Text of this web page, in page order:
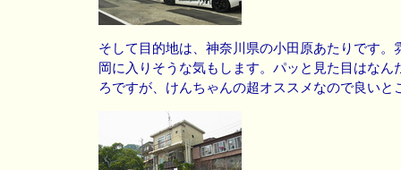
そして目的地は、神奈川県の小田原あたりです。
岡に入りそうな気もします。パッと見た目はなん
ろですが、けんちゃんの超オススメなので良いと